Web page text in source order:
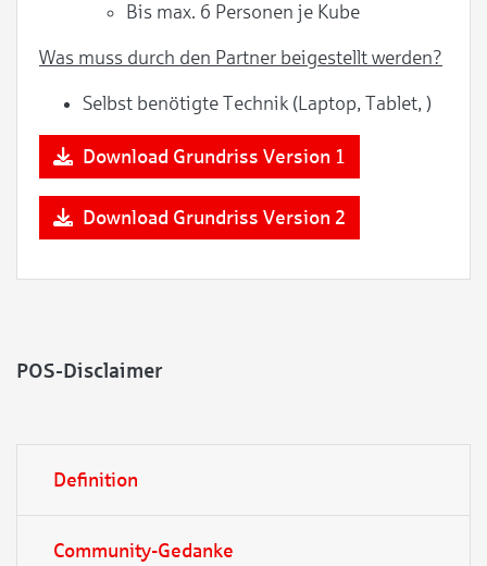
Bis max. 6 Personen je Kube
Was muss durch den Partner beigestellt werden?
Selbst benötigte Technik (Laptop, Tablet, )
Download Grundriss Version 1
Download Grundriss Version 2
POS-Disclaimer
Definition
Community-Gedanke